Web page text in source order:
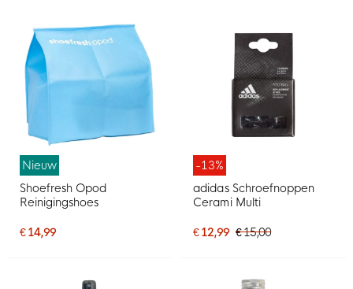
Nieuw
Shoefresh Opod
Reinigingshoes
€ 14,99
-13%
adidas Schroefnoppen
Cerami Multi
€ 12,99 € 15,00